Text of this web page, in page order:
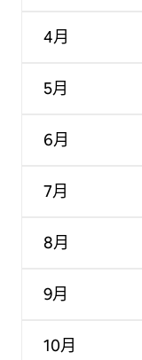
4月
5月
6月
7月
8月
9月
10月